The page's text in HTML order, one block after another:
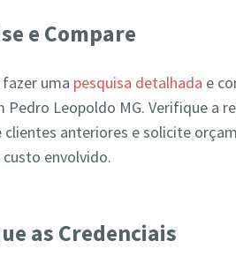
e Compare
uma pesquisa detalhada e
Pedro Leopoldo MG. Verifique a
clientes anteriores e solicite
envolvido.
as Credenciais